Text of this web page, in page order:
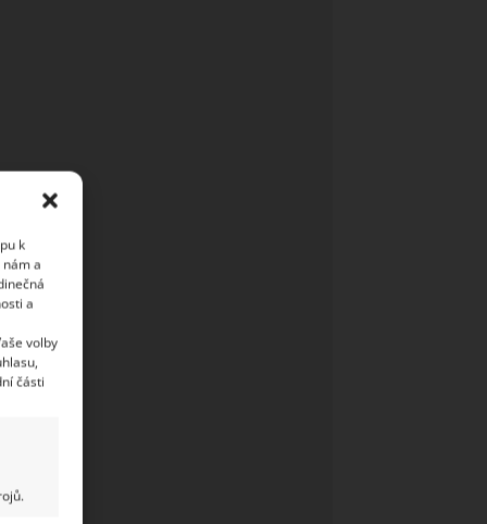
k
a
a
volby
části